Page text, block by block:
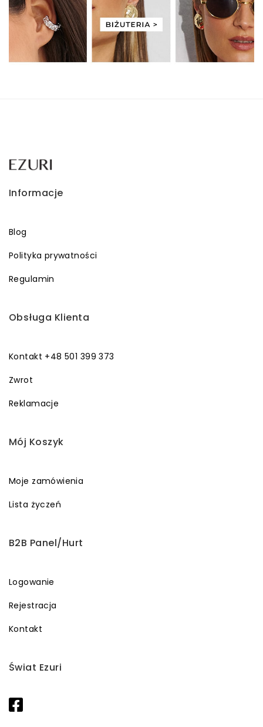
Informacje
Blog
Polityka prywatności
Regulamin
Obsługa Klienta
Kontakt +48 501 399 373
Zwrot
Reklamacje
Mój Koszyk
Moje zamówienia
Lista życzeń
B2B Panel/Hurt
Logowanie
Rejestracja
Kontakt
Świat Ezuri